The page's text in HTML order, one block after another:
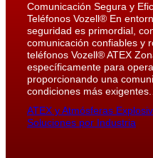
Comunicación Segura y
Teléfonos Vozell® En
seguridad es primordial,
comunicación confiables y
teléfonos Vozell® ATEX
específicamente para
proporcionando una
condiciones más
ATEX y Atmósferas
Soluciones por Industria